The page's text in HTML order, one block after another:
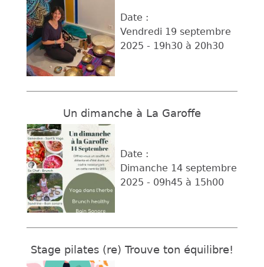
Date :
Vendredi 19 septembre
2025 - 19h30 à 20h30
Un dimanche à La Garoffe
Date :
Dimanche 14 septembre
2025 - 09h45 à 15h00
Stage pilates (re) Trouve ton équilibre!